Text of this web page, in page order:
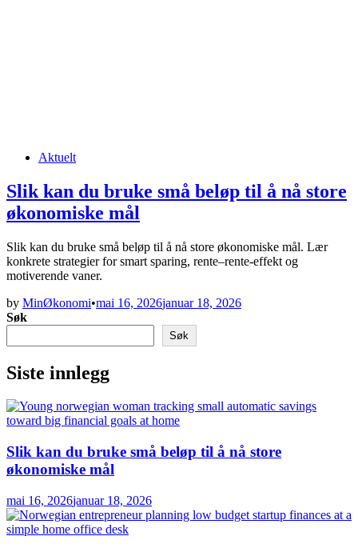
Posted Aktuelt
Slik kan du bruke små beløp til å nå store
økonomiske mål
Slik kan du bruke små beløp til å nå store økonomiske mål. Lær
konkrete strategier for smart sparing, rente–rente-effekt og
motiverende vaner.
by MinØkonomi•mai 16, 2026januar 18, 2026
Søk
Søk
Siste innlegg
Slik kan du bruke små beløp til å nå store
økonomiske mål
mai 16, 2026januar 18, 2026